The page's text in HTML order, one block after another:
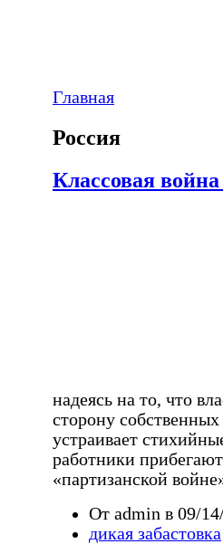
Главная
Россия
Классовая
надеясь на то, что
сторону
устраивает
работники
«партизанской
От admin в 09/
дикая забастовка